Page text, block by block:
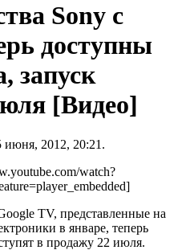
Sony с
доступны
запуск
[Видео]
июня, 2012, 20:21.
watch?
TV, представленные на
в январе, теперь
в продажу 22 июля.